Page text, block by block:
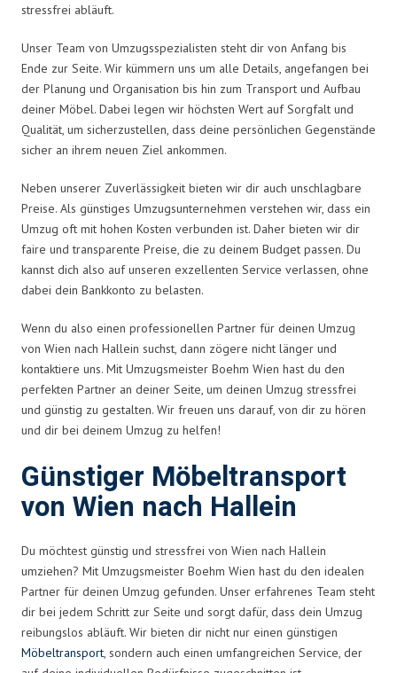
stressfrei abläuft.
Unser Team von Umzugsspezialisten steht dir von Anfang bis
Ende zur Seite. Wir kümmern uns um alle Details, angefangen bei
der Planung und Organisation bis hin zum Transport und Aufbau
deiner Möbel. Dabei legen wir höchsten Wert auf Sorgfalt und
Qualität, um sicherzustellen, dass deine persönlichen Gegenstände
sicher an ihrem neuen Ziel ankommen.
Neben unserer Zuverlässigkeit bieten wir dir auch unschlagbare
Preise. Als günstiges Umzugsunternehmen verstehen wir, dass ein
Umzug oft mit hohen Kosten verbunden ist. Daher bieten wir dir
faire und transparente Preise, die zu deinem Budget passen. Du
kannst dich also auf unseren exzellenten Service verlassen, ohne
dabei dein Bankkonto zu belasten.
Wenn du also einen professionellen Partner für deinen Umzug
von Wien nach Hallein suchst, dann zögere nicht länger und
kontaktiere uns. Mit Umzugsmeister Boehm Wien hast du den
perfekten Partner an deiner Seite, um deinen Umzug stressfrei
und günstig zu gestalten. Wir freuen uns darauf, von dir zu hören
und dir bei deinem Umzug zu helfen!
Günstiger Möbeltransport
von Wien nach Hallein
Du möchtest günstig und stressfrei von Wien nach Hallein
umziehen? Mit Umzugsmeister Boehm Wien hast du den idealen
Partner für deinen Umzug gefunden. Unser erfahrenes Team steht
dir bei jedem Schritt zur Seite und sorgt dafür, dass dein Umzug
reibungslos abläuft. Wir bieten dir nicht nur einen günstigen
Möbeltransport, sondern auch einen umfangreichen Service, der